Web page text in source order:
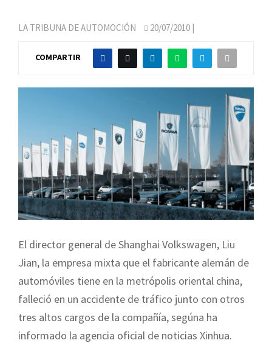
LA TRIBUNA DE AUTOMOCIÓN 20/07/2010 |
COMPARTIR
El director general de Shanghai Volkswagen, Liu
Jian, la empresa mixta que el fabricante alemán de
automóviles tiene en la metrópolis oriental china,
falleció en un accidente de tráfico junto con otros
tres altos cargos de la compañía, segúna ha
informado la agencia oficial de noticias Xinhua.